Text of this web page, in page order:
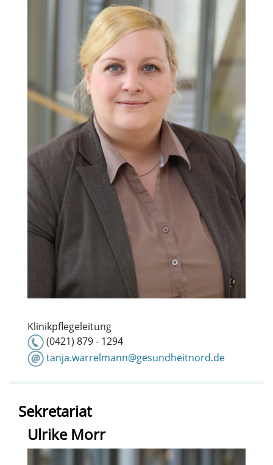
Klinikpflegeleitung
(0421) 879 - 1294
tanja.warrelmann@gesundheitnord.de
Sekretariat
Ulrike Morr